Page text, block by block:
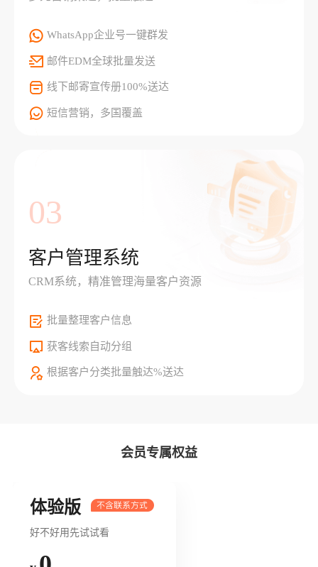
WhatsApp企业号一键群发
邮件EDM全球批量发送
线下邮寄宣传册100%送达
短信营销，多国覆盖
03
客户管理系统
CRM系统，精准管理海量客户资源
批量整理客户信息
获客线索自动分组
根据客户分类批量触达%送达
会员专属权益
体验版
好不好用先试试看